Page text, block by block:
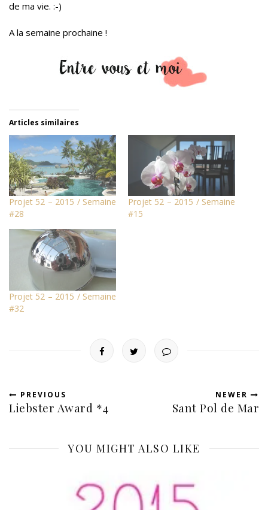
de ma vie. :-)
A la semaine prochaine !
Articles similaires
Projet 52 – 2015 / Semaine
#28
Projet 52 – 2015 / Semaine
#15
Projet 52 – 2015 / Semaine
#32
PREVIOUS
Liebster Award *4
NEWER
Sant Pol de Mar
YOU MIGHT ALSO LIKE